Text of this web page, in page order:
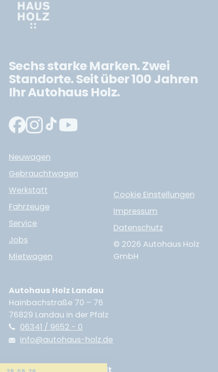
Sechs starke Marken. Zwei
Standorte. Seit über 100 Jahren
Ihr Autohaus Holz.
Neuwagen
Gebrauchtwagen
Werkstatt
Fahrzeuge
Service
Jobs
Mietwagen
Cookie Einstellungen
Impressum
Datenschutz
© 2026 Autohaus Holz
GmbH
Autohaus Holz Landau
Hainbachstraße 70 – 76
76829 Landau in der Pfalz
06341 / 9652 - 0
info@autohaus-holz.de